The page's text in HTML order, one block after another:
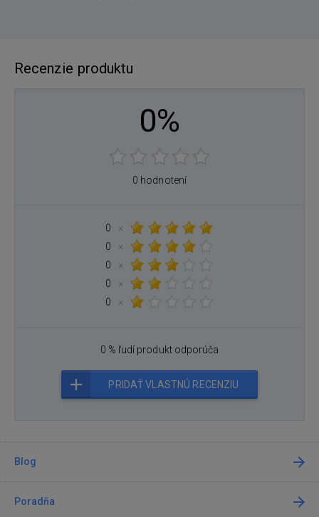
Recenzie produktu
0%
0 hodnotení
0
×
0
×
0
×
0
×
0
×
0 % ľudí produkt odporúča
PRIDAŤ VLASTNÚ RECENZIU
Blog
Poradňa